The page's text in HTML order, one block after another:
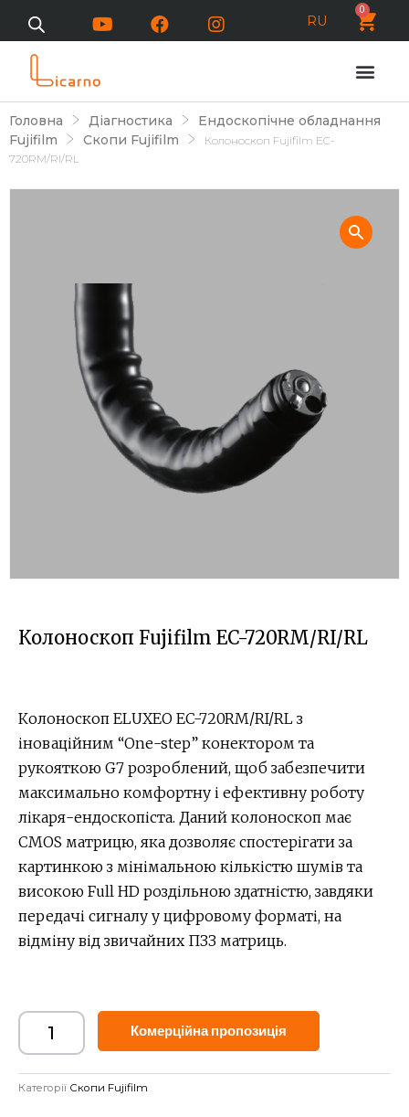
RU
0
Головна Діагностика
Ендоскопічне обладнання
Fujifilm
Скопи Fujifilm
Колоноскоп Fujifilm EC-
720RM/RI/RL
Колоноскоп Fujifilm EC-720RM/RI/RL
Колоноскоп ELUXEO EC-720RM/RI/RL з
іноваційним “One-step” конектором та
рукояткою G7 розроблений, щоб забезпечити
максимально комфортну і ефективну роботу
лікаря-ендоскопіста. Даний колоноскоп має
CMOS матрицю, яка дозволяє спостерігати за
картинкою з мінімальною кількістю шумів та
високою Full HD роздільною здатністю, завдяки
передачі сигналу у цифровому форматі, на
відміну від звичайних ПЗЗ матриць.
Комерційна пропозиція
Категорії Скопи Fujifilm